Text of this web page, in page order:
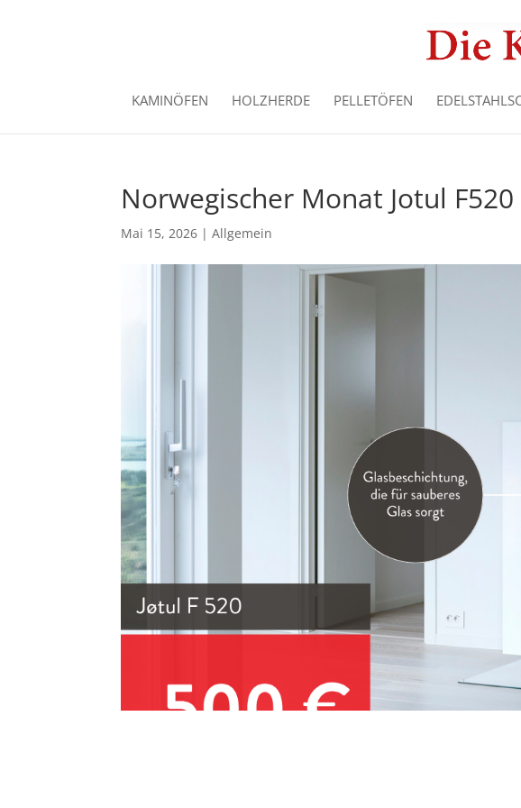
KAMINÖFEN HOLZHERDE PELLETÖFEN
Norwegischer Monat Jotul F520
Mai 15, 2026 |Allgemein